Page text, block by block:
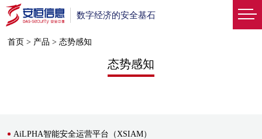
数字经济的安全基石
首页 > 产品 >态势感知
态势感知
AiLPHA智能安全运营平台（XSIAM）